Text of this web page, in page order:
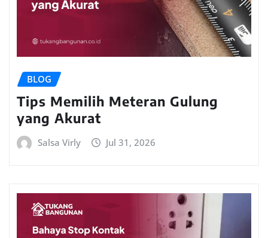
BLOG
Tips Memilih Meteran Gulung
yang Akurat
Salsa Virly Jul 31, 2026